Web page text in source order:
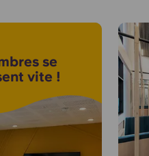
se
vite !